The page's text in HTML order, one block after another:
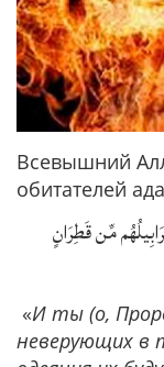
Всевышний
обитателей
مِّن قَطِرَانٍ
«И ты (о,
неверующих в